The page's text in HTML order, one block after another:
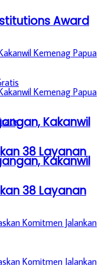
Kakanwil
38 Layanan
Award
Kakanwil
38 Layanan